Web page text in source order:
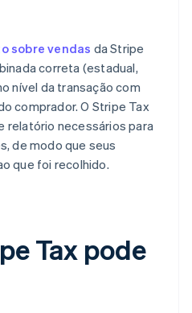
sobre vendas da Stripe
correta (estadual,
nível da transação com
comprador. O Stripe Tax
relatório necessários para
de modo que seus
que foi recolhido.
Tax pode